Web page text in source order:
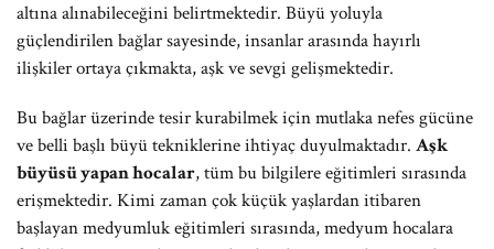
altına alınabileceğini belirtmektedir. Büyü yoluyla
güçlendirilen bağlar sayesinde, insanlar arasında hayırlı
ilişkiler ortaya çıkmakta, aşk ve sevgi gelişmektedir.
Bu bağlar üzerinde tesir kurabilmek için mutlaka nefes gücüne
ve belli başlı büyü tekniklerine ihtiyaç duyulmaktadır. Aşk
büyüsü yapan hocalar, tüm bu bilgilere eğitimleri sırasında
erişmektedir. Kimi zaman çok küçük yaşlardan itibaren
başlayan medyumluk eğitimleri sırasında, medyum hocalara